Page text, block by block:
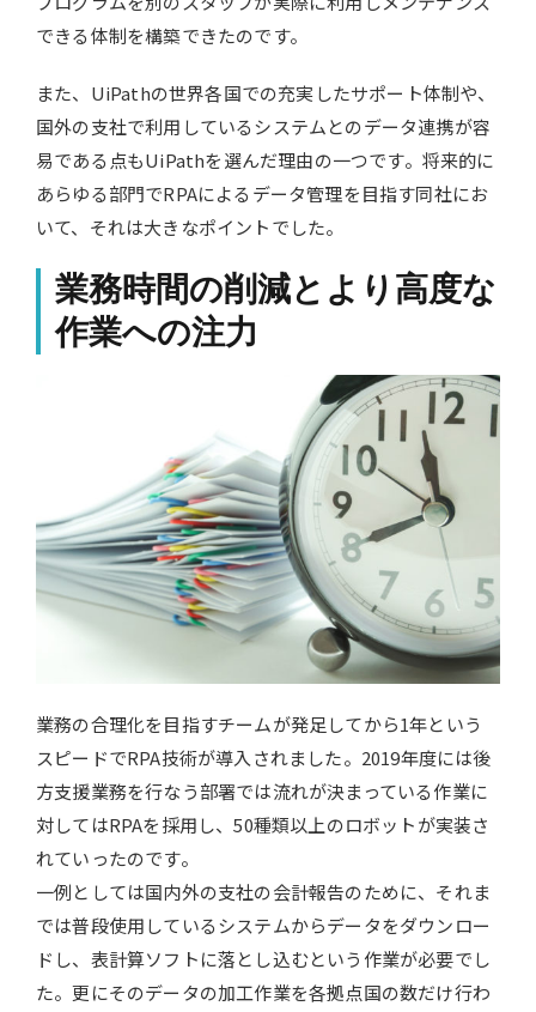
できる体制を構築できたのです。
また、UiPathの世界各国での充実したサポート体制や、
国外の支社で利用しているシステムとのデータ連携が容
易である点もUiPathを選んだ理由の一つです。将来的に
あらゆる部門でRPAによるデータ管理を目指す同社にお
いて、それは大きなポイントでした。
業務時間の削減とより高度な
作業への注力
業務の合理化を目指すチームが発足してから1年という
スピードでRPA技術が導入されました。2019年度には後
方支援業務を行なう部署では流れが決まっている作業に
対してはRPAを採用し、50種類以上のロボットが実装さ
れていったのです。
一例としては国内外の支社の会計報告のために、それま
では普段使用しているシステムからデータをダウンロー
ドし、表計算ソフトに落とし込むという作業が必要でし
た。更にそのデータの加工作業を各拠点国の数だけ行わ